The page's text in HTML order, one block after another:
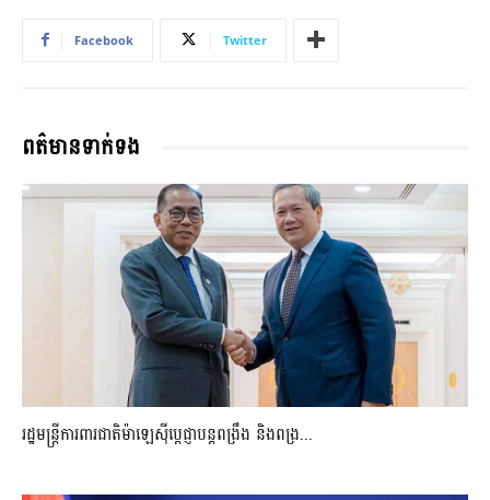
Facebook Twitter
ពត៌មានទាក់ទង
រដ្ឋមន្ត្រីការពារជាតិម៉ាឡេស៊ីប្ដេជ្ញាបន្តពង្រឹង និងពង្រ...